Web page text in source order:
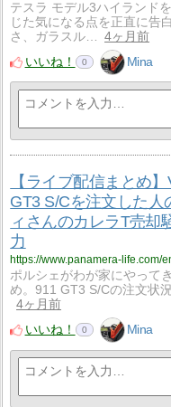
テスラ モデル3ハイランド
じた気になる点を正直に告
さ、ガラスル…
4ヶ月前
いいね！
0 Mina
【ライブ配信まとめ
GT3 S/Cを注文した人
ィさんのカレラT売却
力
https://www.panamera-life.com/
ポルシェがわが家にやって
め。911 GT3 S/Cの注文状
4ヶ月前
いいね！
0 Mina